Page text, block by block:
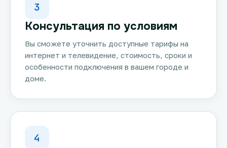
3
Консультация по условиям
Вы сможете уточнить доступные тарифы на
интернет и телевидение, стоимость, сроки и
особенности подключения в вашем городе и
доме.
4